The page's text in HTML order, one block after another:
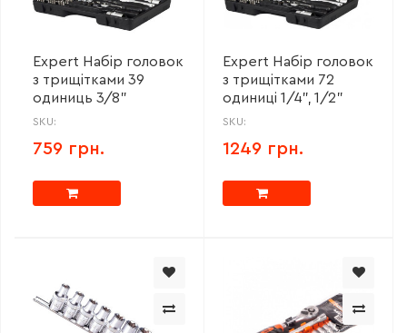
Expert Набір головок
з трищітками 39
одиниць 3/8"
SKU:
759 грн.
Expert Набір головок
з трищітками 72
одиниці 1/4", 1/2"
SKU:
1249 грн.